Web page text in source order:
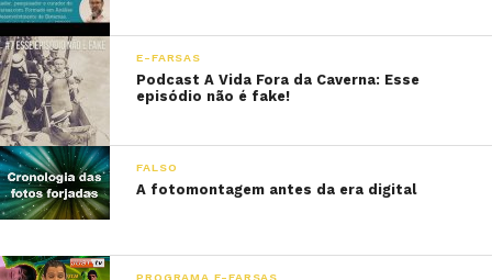
E-FARSAS
Podcast A Vida Fora da Caverna: Esse
episódio não é fake!
FALSO
A fotomontagem antes da era digital